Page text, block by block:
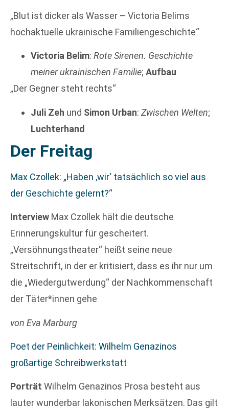
„Blut ist dicker als Wasser – Victoria Belims
hochaktuelle ukrainische Familiengeschichte“
Victoria Belim: Rote Sirenen. Geschichte
meiner ukrainischen Familie; Aufbau
„Der Gegner steht rechts“
Juli Zeh und Simon Urban: Zwischen Welten;
Luchterhand
Der Freitag
Max Czollek: „Haben ‚wir‘ tatsächlich so viel aus
der Geschichte gelernt?“
Interview Max Czollek hält die deutsche
Erinnerungskultur für gescheitert.
„Versöhnungstheater“ heißt seine neue
Streitschrift, in der er kritisiert, dass es ihr nur um
die „Wiedergutwerdung“ der Nachkommenschaft
der Täter*innen gehe
von Eva Marburg
Poet der Peinlichkeit: Wilhelm Genazinos
großartige Schreibwerkstatt
Porträt Wilhelm Genazinos Prosa besteht aus
lauter wunderbar lakonischen Merksätzen. Das gilt